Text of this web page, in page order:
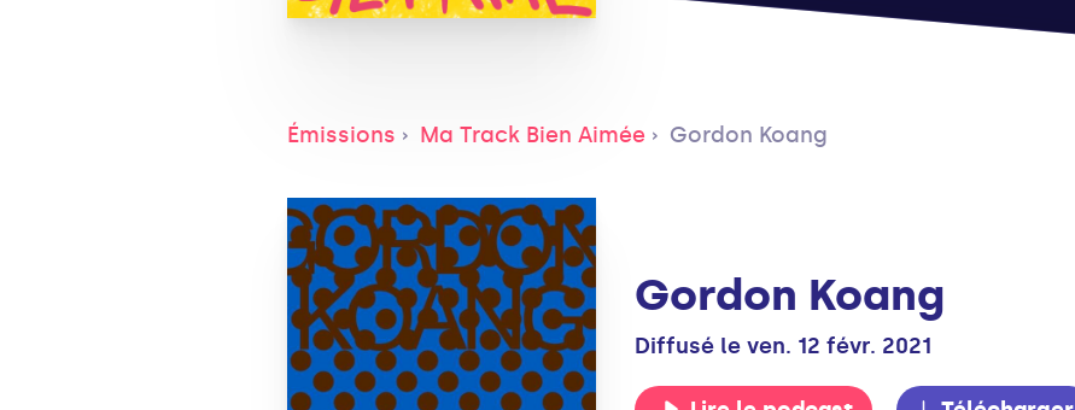
Émissions Ma Track Bien Aimée Gordon Koang
Gordon Koang
Diffusé le ven. 12 févr. 2021